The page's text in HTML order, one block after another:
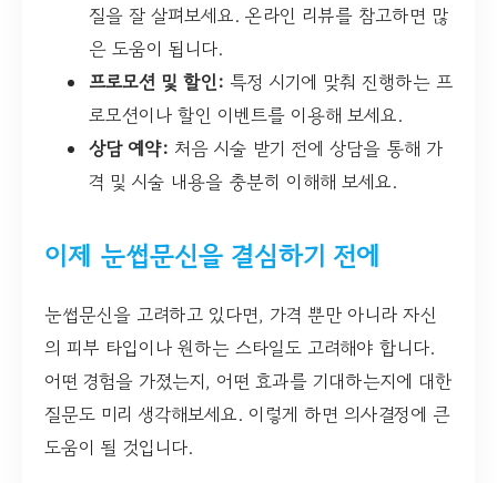
질을 잘 살펴보세요. 온라인 리뷰를 참고하면 많
은 도움이 됩니다.
프로모션 및 할인: 특정 시기에 맞춰 진행하는 프
로모션이나 할인 이벤트를 이용해 보세요.
상담 예약: 처음 시술 받기 전에 상담을 통해 가
격 및 시술 내용을 충분히 이해해 보세요.
이제 눈썹문신을 결심하기 전에
눈썹문신을 고려하고 있다면, 가격 뿐만 아니라 자신
의 피부 타입이나 원하는 스타일도 고려해야 합니다.
어떤 경험을 가졌는지, 어떤 효과를 기대하는지에 대한
질문도 미리 생각해보세요. 이렇게 하면 의사결정에 큰
도움이 될 것입니다.